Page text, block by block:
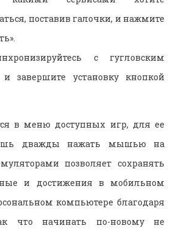
поставив галочки, и нажмите
с гугловским
и завершите установку кнопкой
в меню доступных игр, для ее
дважды нажать мышью на
позволяет сохранять
и достижения в мобильном
компьютере благодаря
что начинать по-новому не